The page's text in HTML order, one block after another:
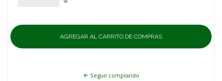
Seguir comprando